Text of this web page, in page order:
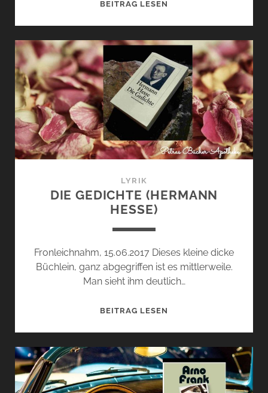
BEITRAG LESEN
ADLER-
OLSEN)
LYRIK
DIE GEDICHTE (HERMANN
HESSE)
Fronleichnahm, 15.06.2017 Dieses kleine dicke
Büchlein, ganz abgegriffen ist es mittlerweile.
Man sieht ihm deutlich…
BEITRAG LESEN
HESSE)